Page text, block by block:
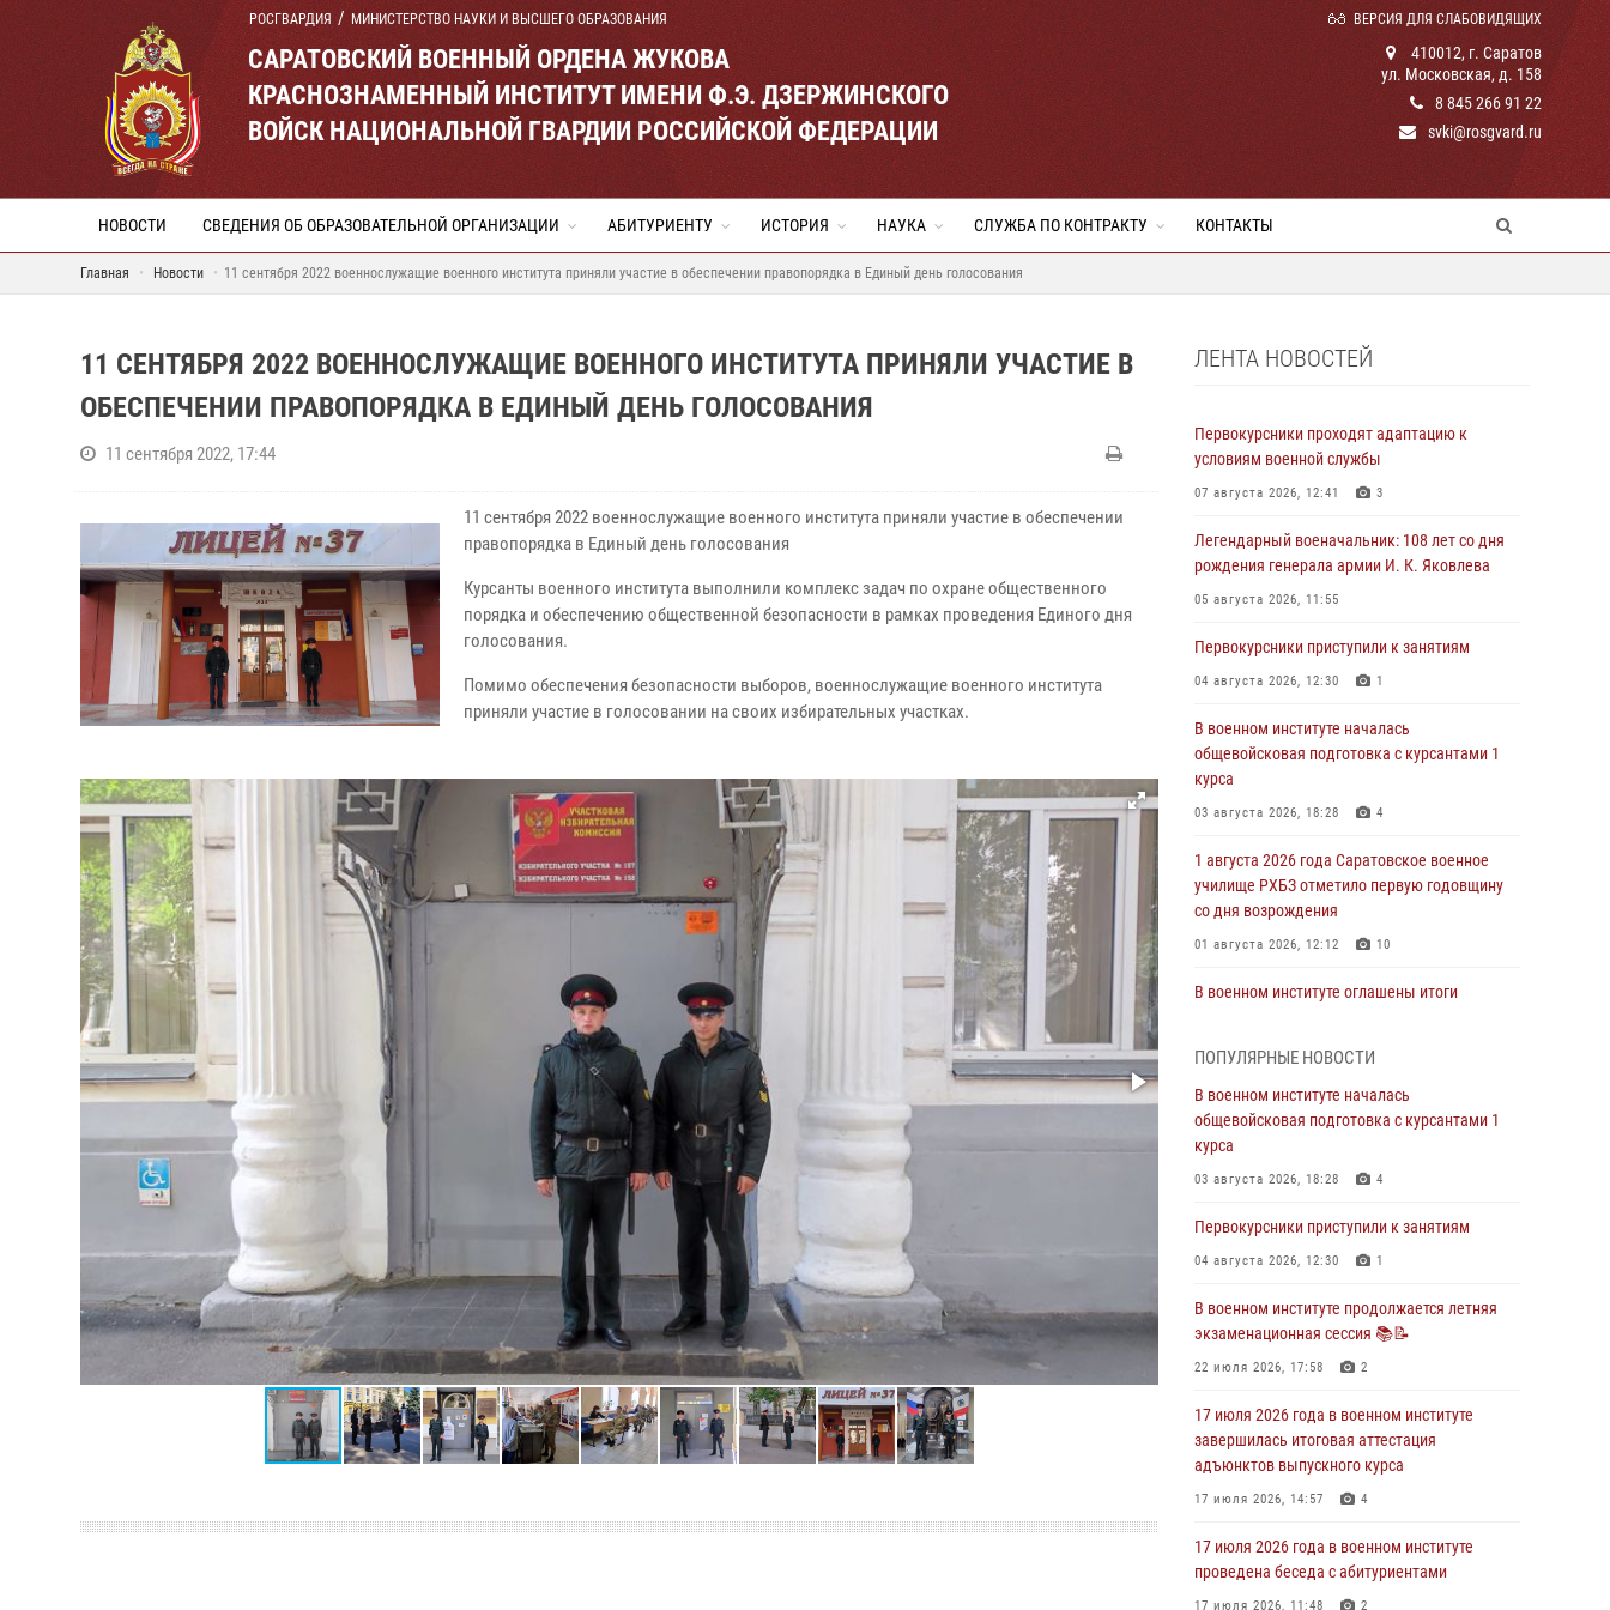
РОСГВАРДИЯ МИНИСТЕРСТВО НАУКИ И ВЫСШЕГО ОБРАЗОВАНИЯ ВЕРСИЯ ДЛЯ СЛАБОВИДЯЩИХ
САРАТОВСКИЙ ВОЕННЫЙ ОРДЕНА ЖУКОВА
КРАСНОЗНАМЕННЫЙ ИНСТИТУТ ИМЕНИ Ф.Э. ДЗЕРЖИНСКОГО
ВОЙСК НАЦИОНАЛЬНОЙ ГВАРДИИ РОССИЙСКОЙ ФЕДЕРАЦИИ
410012, г. Саратов
ул. Московская, д. 158
8 845 266 91 22
svki@rosgvard.ru
НОВОСТИ СВЕДЕНИЯ ОБ ОБРАЗОВАТЕЛЬНОЙ ОРГАНИЗАЦИИ АБИТУРИЕНТУ ИСТОРИЯ НАУКА СЛУЖБА ПО КОНТРАКТУ КОНТАКТЫ
Главная Новости 11 сентября 2022 военнослужащие военного института приняли участие в обеспечении правопорядка в Единый день голосования
11 СЕНТЯБРЯ 2022 ВОЕННОСЛУЖАЩИЕ ВОЕННОГО ИНСТИТУТА ПРИНЯЛИ УЧАСТИЕ В
ОБЕСПЕЧЕНИИ ПРАВОПОРЯДКА В ЕДИНЫЙ ДЕНЬ ГОЛОСОВАНИЯ
11 сентября 2022, 17:44
11 сентября 2022 военнослужащие военного института приняли участие в обеспечении
правопорядка в Единый день голосования
Курсанты военного института выполнили комплекс задач по охране общественного
порядка и обеспечению общественной безопасности в рамках проведения Единого дня
голосования.
Помимо обеспечения безопасности выборов, военнослужащие военного института
приняли участие в голосовании на своих избирательных участках.
ЛЕНТА НОВОСТЕЙ
Первокурсники проходят адаптацию к
условиям военной службы
07 августа 2026, 12:41 3
Легендарный военачальник: 108 лет со дня
рождения генерала армии И. К. Яковлева
05 августа 2026, 11:55
Первокурсники приступили к занятиям
04 августа 2026, 12:30 1
В военном институте началась
общевойсковая подготовка с курсантами 1
курса
03 августа 2026, 18:28 4
1 августа 2026 года Саратовское военное
училище РХБЗ отметило первую годовщину
со дня возрождения
01 августа 2026, 12:12 10
В военном институте оглашены итоги
31 июля 2026, 12:08 5
29 июля 2026 года в военном институте
состоялась церемония приведения
военнослужащих к Военной присяге
29 июля 2026, 06:45 2
29 июля 2026 года курсанты военного
института успешно сдали экзамен по
29 июля 2026, 06:41 6
28 июля 2026 года в военном институте
молебен
28 июля 2026, 13:39 7
В военном институте завершается летняя
28 июля 2026, 10:41 1
ПОПУЛЯРНЫЕ НОВОСТИ
В военном институте началась
общевойсковая подготовка с курсантами 1
курса
03 августа 2026, 18:28 4
Первокурсники приступили к занятиям
04 августа 2026, 12:30 1
В военном институте продолжается летняя
экзаменационная сессия 📚📝
22 июля 2026, 17:58 2
17 июля 2026 года в военном институте
завершилась итоговая аттестация
адъюнктов выпускного курса
17 июля 2026, 14:57 4
17 июля 2026 года в военном институте
проведена беседа с абитуриентами
17 июля 2026, 11:48 2